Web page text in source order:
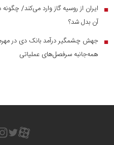
■
ایران از روسیه گاز وارد می‌کند/ چگونه
آن بدل شد؟
■
همه‌جانبه سرفصل‌های عملیاتی